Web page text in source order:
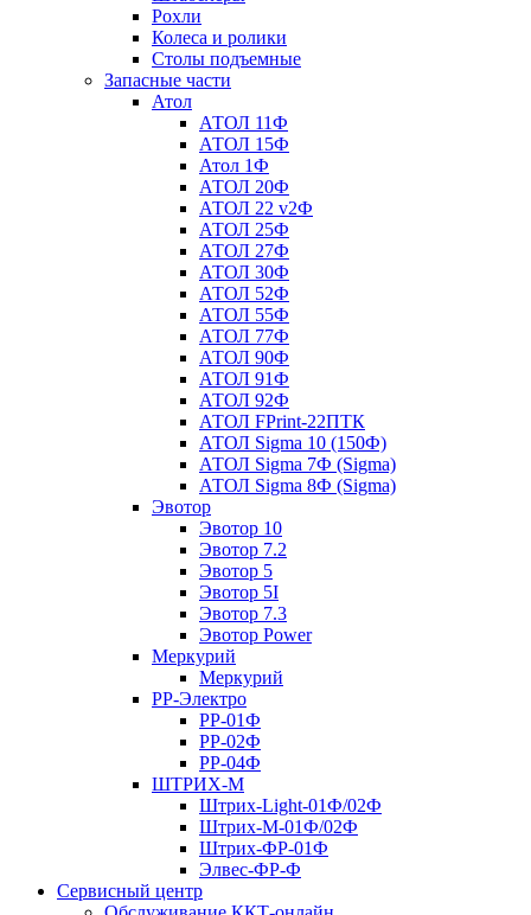
Рохли
Колеса и ролики
Столы подъемные
Запасные части
Атол
АТОЛ 11Ф
АТОЛ 15Ф
Атол 1Ф
АТОЛ 20Ф
АТОЛ 22 v2Ф
АТОЛ 25Ф
АТОЛ 27Ф
АТОЛ 30Ф
АТОЛ 52Ф
АТОЛ 55Ф
АТОЛ 77Ф
АТОЛ 90Ф
АТОЛ 91Ф
АТОЛ 92Ф
АТОЛ FPrint-22ПТК
АТОЛ Sigma 10 (150Ф)
АТОЛ Sigma 7Ф (Sigma)
АТОЛ Sigma 8Ф (Sigma)
Эвотор
Эвотор 10
Эвотор 7.2
Эвотор 5
Эвотор 5I
Эвотор 7.3
Эвотор Power
Меркурий
Меркурий
РР-Электро
РР-01Ф
РР-02Ф
РР-04Ф
ШТРИХ-М
Штрих-Light-01Ф/02Ф
Штрих-М-01Ф/02Ф
Штрих-ФР-01Ф
Элвес-ФР-Ф
Сервисный центр